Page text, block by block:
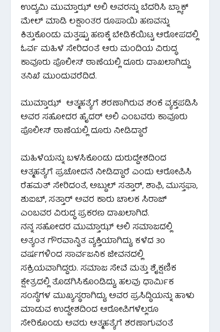
ಉದ್ಯಮಿ ಮುಮ್ತಾಝ್ ಅಲಿ ಅವರನ್ನು ಬೆದರಿಸಿ ಬ್ಲ್ಯಾಕ್
ಮೇಲ್ ಮಾಡಿ ಲಕ್ಷಾಂತರ ರೂಪಾಯಿ ಹಣವನ್ನು
ಕಿತ್ತುಕೊಂಡು ಮತ್ತಷ್ಟು ಹಣಕ್ಕೆ ಬೇಡಿಕೆಯಿಟ್ಟ ಆರೋಪದಲ್ಲಿ
ಓರ್ವ ಮಹಿಳೆ ಸೇರಿದಂತೆ ಆರು ಮಂದಿಯ ವಿರುದ್ಧ
ಕಾವೂರು ಪೊಲೀಸ್ ಠಾಣೆಯಲ್ಲಿ ದೂರು ದಾಖಲಾಗಿದ್ದು
ತನಿಖೆ ಮುಂದುವರೆದಿದೆ.
ಮುಮ್ತಾಝ್ ಆತ್ಮಹತ್ಯೆಗೆ ಶರಣಾಗಿರುವ ಶಂಕೆ ವ್ಯಕ್ತಪಡಿಸಿ
ಅವರ ಸಹೋದರ ಹೈದರ್ ಅಲಿ ಎಂಬವರು ಕಾವೂರು
ಪೊಲೀಸ್ ಠಾಣೆಯಲ್ಲಿ ದೂರು ನೀಡಿದ್ದಾರೆ
ಮಹಿಳೆಯನ್ನು ಬಳಸಿಕೊಂಡು ದುರುದ್ದೇಶದಿಂದ
ಆತ್ಮಹತ್ಯೆಗೆ ಪ್ರಚೋದನೆ ನೀಡಿದ್ದಾರೆ ಎಂದು ಆರೋಪಿಸಿ
ರೆಹಮತ್ ಸೇರಿದಂತೆ, ಅಬ್ದುಲ್ ಸತ್ತಾರ್, ಶಾಫಿ, ಮುಸ್ತಫಾ,
ಶುಐಬ್, ಸತ್ತಾರ್ ಅವರ ಕಾರು ಚಾಲಕ ಸಿರಾಜ್
ಎಂಬವರ ವಿರುದ್ಧ ಪ್ರಕರಣ ದಾಖಲಾಗಿದೆ.
ನನ್ನ ಸಹೋದರ ಮುಮ್ತಾಝ್ ಅಲಿ ಸಮಾಜದಲ್ಲಿ
ಅತ್ಯಂತ ಗೌರವಾನ್ವಿತ ವ್ಯಕ್ತಿಯಾಗಿದ್ದು, ಕಳೆದ 30
ವರ್ಷಗಳಿಂದ ಸಾರ್ವಜನಿಕ ಜೀವನದಲ್ಲಿ
ಸಕ್ರಿಯವಾಗಿದ್ದರು. ಸಮಾಜ ಸೇವೆ ಮತ್ತು ಶೈಕ್ಷಣಿಕ
ಕ್ಷೇತ್ರದಲ್ಲಿ ತೊಡಗಿಸಿಕೊಂಡಿದ್ದು, ಹಲವು ಧಾರ್ಮಿಕ
ಸಂಸ್ಥೆಗಳ ಮುಖ್ಯಸ್ಥರಾಗಿದ್ದು, ಅವರ ಪ್ರಸಿದ್ಧಿಯನ್ನು ಹಾಳು
ಮಾಡುವ ಉದ್ದೇಶದಿಂದ ಆರೋಪಿಗಳೆಲ್ಲರೂ
ಸೇರಿಕೊಂಡು ಅವರು ಆತ್ಮಹತ್ಯೆಗೆ ಶರಣಾಗುವಂತೆ